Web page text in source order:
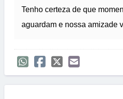
Tenho certeza de que
aguardam e nossa amizade